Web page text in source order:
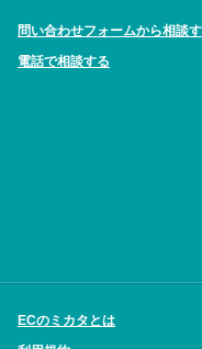
問い合わせフォームから相談
電話で相談する
ECのミカタとは